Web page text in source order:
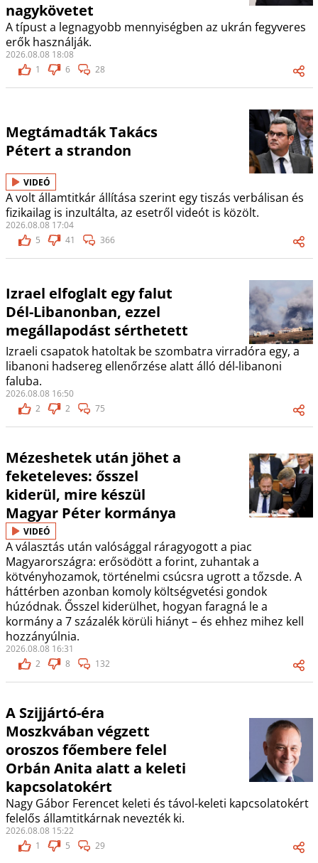
nagykövetet
A típust a legnagyobb mennyiségben az ukrán fegyveres
erők használják.
2026.08.08 18:08
1
6 28
Megtámadták Takács
Pétert a strandon
VIDEÓ
A volt államtitkár állítása szerint egy tiszás verbálisan és
fizikailag is inzultálta, az esetről videót is közölt.
2026.08.08 17:04
5
41 366
Izrael elfoglalt egy falut
Dél-Libanonban, ezzel
megállapodást sérthetett
Izraeli csapatok hatoltak be szombatra virradóra egy, a
libanoni hadsereg ellenőrzése alatt álló dél-libanoni
faluba.
2026.08.08 16:50
2
2 75
Mézeshetek után jöhet a
feketeleves: ősszel
kiderül, mire készül
Magyar Péter kormánya
VIDEÓ
A választás után valósággal ráragyogott a piac
Magyarországra: erősödött a forint, zuhantak a
kötvényhozamok, történelmi csúcsra ugrott a tőzsde. A
háttérben azonban komoly költségvetési gondok
húzódnak. Ősszel kiderülhet, hogyan faragná le a
kormány a 7 százalék körüli hiányt – és ehhez mihez kell
hozzányúlnia.
2026.08.08 16:31
2
8 132
A Szijjártó-éra
Moszkvában végzett
oroszos főembere felel
Orbán Anita alatt a keleti
kapcsolatokért
Nagy Gábor Ferencet keleti és távol-keleti kapcsolatokért
felelős államtitkárnak nevezték ki.
2026.08.08 15:22
1
5 29